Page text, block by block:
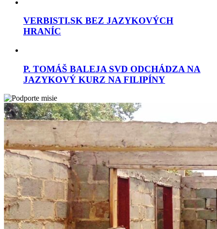
VERBISTI.SK BEZ JAZYKOVÝCH
HRANÍC
P. TOMÁŠ BALEJA SVD ODCHÁDZA NA
JAZYKOVÝ KURZ NA FILIPÍNY